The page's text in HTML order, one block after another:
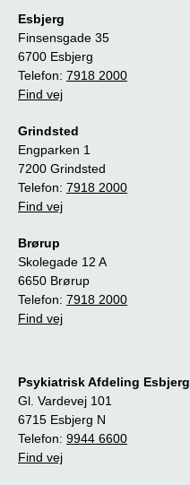
Esbjerg
Finsensgade 35
6700 Esbjerg
Telefon: 7918 2000
Find vej
Grindsted
Engparken 1
7200 Grindsted
Telefon: 7918 2000
Find vej
Brørup
Skolegade 12 A
6650 Brørup
Telefon: 7918 2000
Find vej
Psykiatrisk Afdeling Esbjerg
Gl. Vardevej 101
6715 Esbjerg N
Telefon: 9944 6600
Find vej